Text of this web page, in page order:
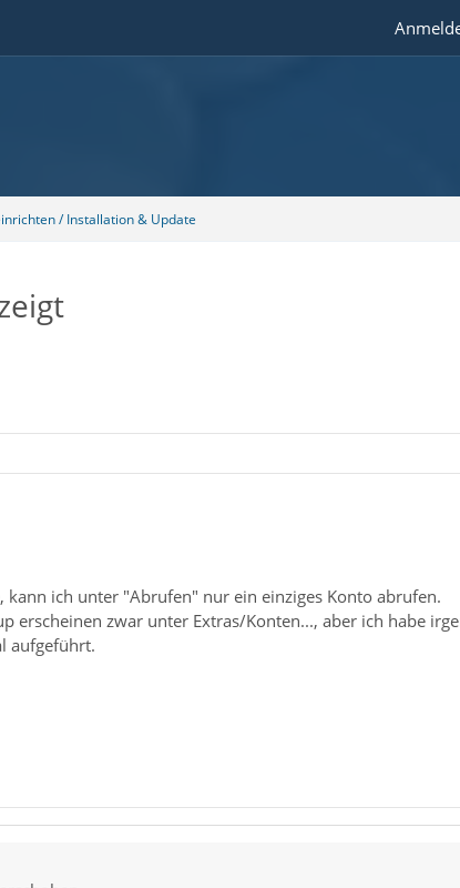
/ Installation & Update
ich unter "Abrufen" nur ein einziges Konto abrufen.
erscheinen zwar unter Extras/Konten..., aber ich habe
aufgeführt.